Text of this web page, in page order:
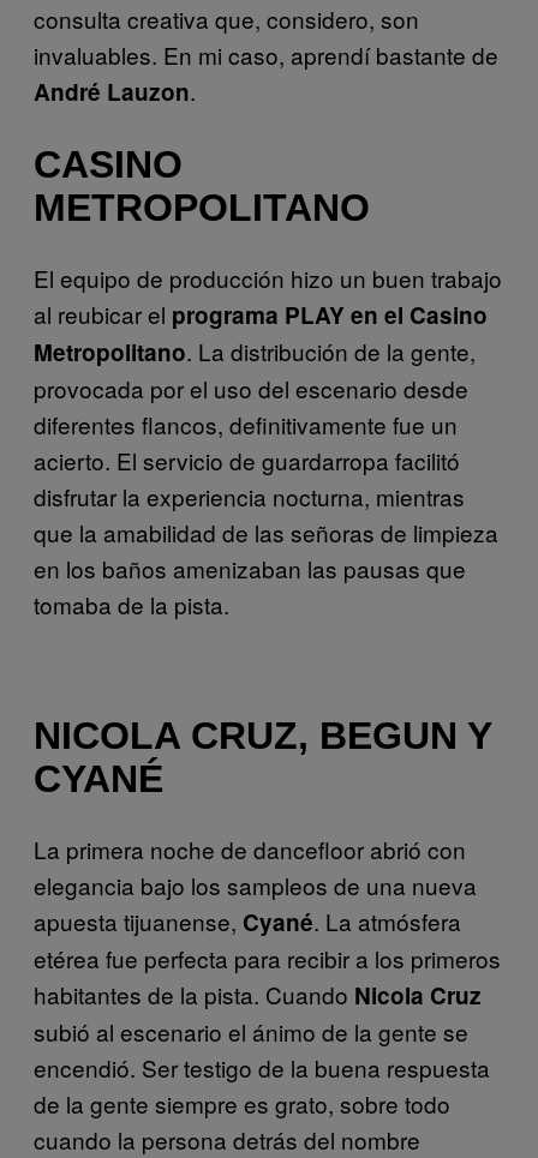
consulta creativa que, considero, son
invaluables. En mi caso, aprendí bastante de
André Lauzon.
CASINO
METROPOLITANO
El equipo de producción hizo un buen trabajo
al reubicar el programa PLAY en el Casino
Metropolitano. La distribución de la gente,
provocada por el uso del escenario desde
diferentes flancos, definitivamente fue un
acierto. El servicio de guardarropa facilitó
disfrutar la experiencia nocturna, mientras
que la amabilidad de las señoras de limpieza
en los baños amenizaban las pausas que
tomaba de la pista.
NICOLA CRUZ, BEGUN Y
CYANÉ
La primera noche de dancefloor abrió con
elegancia bajo los sampleos de una nueva
apuesta tijuanense, Cyané. La atmósfera
etérea fue perfecta para recibir a los primeros
habitantes de la pista. Cuando Nicola Cruz
subió al escenario el ánimo de la gente se
encendió. Ser testigo de la buena respuesta
de la gente siempre es grato, sobre todo
cuando la persona detrás del nombre